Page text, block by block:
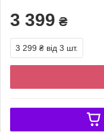
3 399 ₴
3 299 ₴ від 3 шт.